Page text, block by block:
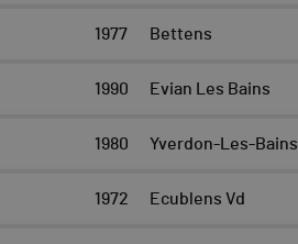
1977 Bettens
1990 Evian Les Bains
1980 Yverdon-Les-Bains
1972 Ecublens Vd